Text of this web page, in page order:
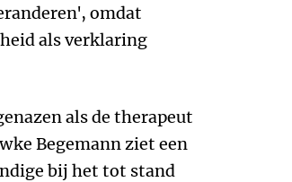
omdat
als verklaring
als de therapeut
Begemann ziet een
bij het tot stand